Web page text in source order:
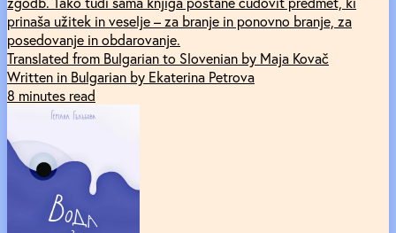
prinaša užitek in veselje – za branje in ponovno branje, za
posedovanje in obdarovanje.
Translated from Bulgarian to Slovenian by Maja Kovač
Written in Bulgarian by Ekaterina Petrova
8 minutes read